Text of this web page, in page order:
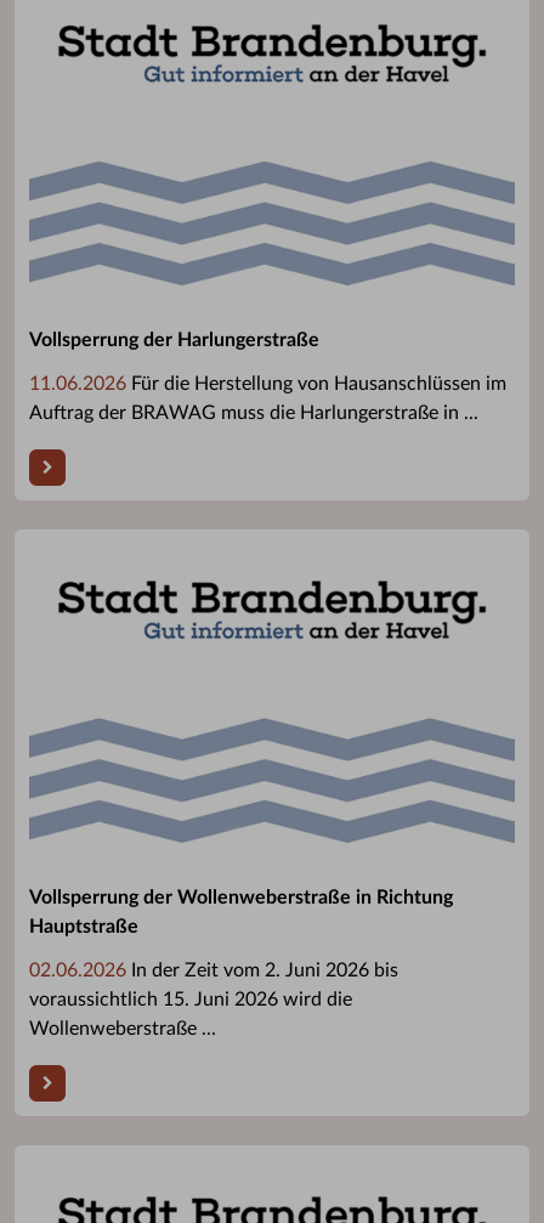
Vollsperrung der Harlungerstraße
11.06.2026 Für die Herstellung von Hausanschlüssen im
Auftrag der BRAWAG muss die Harlungerstraße in ...
Vollsperrung der Wollenweberstraße in Richtung
Hauptstraße
02.06.2026 In der Zeit vom 2. Juni 2026 bis
voraussichtlich 15. Juni 2026 wird die
Wollenweberstraße ...